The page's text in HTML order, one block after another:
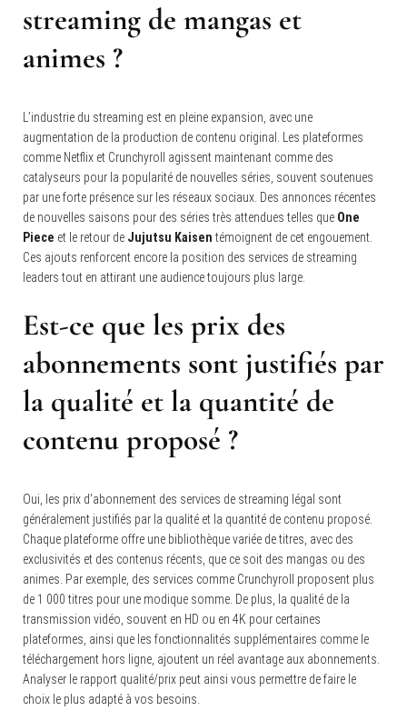
streaming de mangas et
animes ?
L’industrie du streaming est en pleine expansion, avec une
augmentation de la production de contenu original.
Les plateformes
comme Netflix et Crunchyroll agissent maintenant comme des
catalyseurs pour la popularité de nouvelles séries, souvent soutenues
par une forte présence sur les réseaux sociaux. Des annonces récentes
de nouvelles saisons pour des séries très attendues telles que One
Piece et le retour de Jujutsu Kaisen témoignent de cet engouement.
Ces ajouts renforcent encore la position des services de streaming
leaders tout en attirant une audience toujours plus large.
Est-ce que les prix des
abonnements sont justifiés par
la qualité et la quantité de
contenu proposé ?
Oui, les prix d’abonnement des services de streaming légal sont
généralement justifiés par la qualité et la quantité de contenu proposé.
Chaque plateforme offre une bibliothèque variée de titres, avec des
exclusivités et des contenus récents, que ce soit des mangas ou des
animes. Par exemple, des services comme Crunchyroll proposent plus
de 1 000 titres pour une modique somme. De plus, la qualité de la
transmission vidéo, souvent en HD ou en 4K pour certaines
plateformes, ainsi que les fonctionnalités supplémentaires comme le
téléchargement hors ligne, ajoutent un réel avantage aux abonnements.
Analyser le rapport qualité/prix peut ainsi vous permettre de faire le
choix le plus adapté à vos besoins.